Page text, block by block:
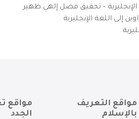
الإنجليزية – تحقيق فضل إلهي ظهير
إلى اللغة الإنجليزية
مواقع التعريف
بالإسلام
مواقع
الجدد